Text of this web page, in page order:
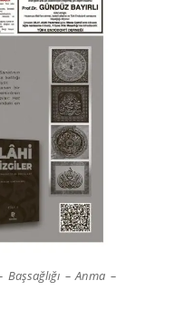
– Anma –